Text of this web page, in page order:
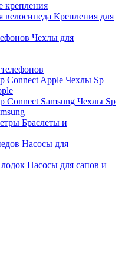
крепления
Крепления для
Чехлы для
Чехлы Sp
Чехлы Sp
Браслеты и
Насосы для
Насосы для сапов и